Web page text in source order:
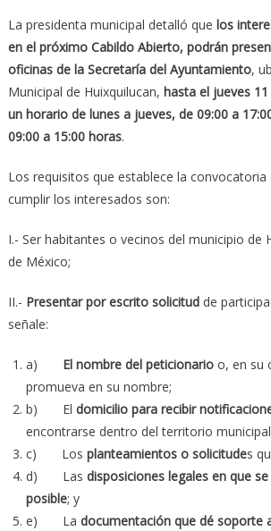
La presidenta municipal detalló que los
en el próximo Cabildo Abierto, podrán
oficinas de la Secretaría del Ayuntamiento,
Municipal de Huixquilucan, hasta el jueves
un horario de lunes a jueves, de 09:00 a
09:00 a 15:00 horas.
Los requisitos que establece la convocatoria
cumplir los interesados son:
I.- Ser habitantes o vecinos del municipio de
de México;
II.- Presentar por escrito solicitudde
señale:
a) El nombre del peticionarioo, en su
promueva en su nombre;
b) El domicilio para recibir
encontrarse dentro del territorio
c) Los planteamientos o solicitudes
d) Las disposiciones legales en que
posible; y
e) La documentación que dé soporte